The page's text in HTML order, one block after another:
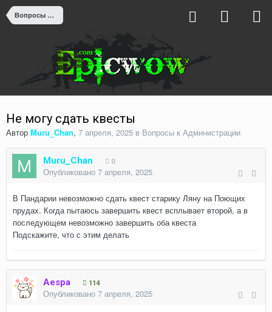
Вопросы к Администрации
Не могу сдать квесты
Автор Muru_Chan, 7 апреля, 2025 в Вопросы к Администрации
Muru_Chan 0
Опубликовано 7 апреля, 2025
В Пандарии невозможно сдать квест старику Ляну на Поющих
прудах. Когда пытаюсь завершить квест всплывает второй, а в
последующем невозможно завершить оба квеста
Подскажите, что с этим делать
Aespa 114
Опубликовано 7 апреля, 2025